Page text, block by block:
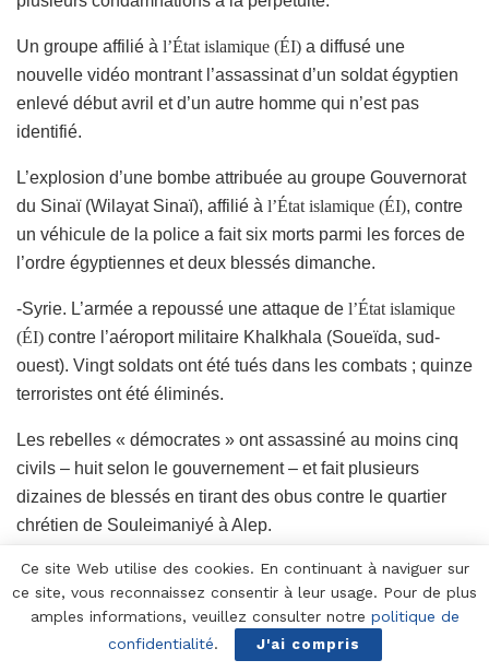
Un groupe affilié à l’État islamique (ÉI) a diffusé une
nouvelle vidéo montrant l’assassinat d’un soldat égyptien
enlevé début avril et d’un autre homme qui n’est pas
identifié.
L’explosion d’une bombe attribuée au groupe Gouvernorat
du Sinaï (Wilayat Sinaï), affilié à l’État islamique (ÉI), contre
un véhicule de la police a fait six morts parmi les forces de
l’ordre égyptiennes et deux blessés dimanche.
-Syrie. L’armée a repoussé une attaque de l’État islamique
(ÉI) contre l’aéroport militaire Khalkhala (Soueïda, sud-
ouest). Vingt soldats ont été tués dans les combats ; quinze
terroristes ont été éliminés.
Les rebelles « démocrates » ont assassiné au moins cinq
civils – huit selon le gouvernement – et fait plusieurs
dizaines de blessés en tirant des obus contre le quartier
chrétien de Souleimaniyé à Alep.
Un bombardement attribué au régime aurait fait huit morts
dans une école d’Alep (OSDH).
-Irak. L’ÉI a lancé une offensive pour mettre la main sur la
Ce site Web utilise des cookies. En continuant à naviguer sur
ce site, vous reconnaissez consentir à leur usage. Pour de plus
amples informations, veuillez consulter notre politique de
confidentialité. J'ai compris